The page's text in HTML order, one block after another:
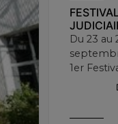
Du 23 au
1er